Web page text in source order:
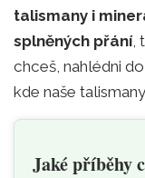
talismany i
splněných přání,
chceš, nahlédni
kde naše
Jaké příběhy